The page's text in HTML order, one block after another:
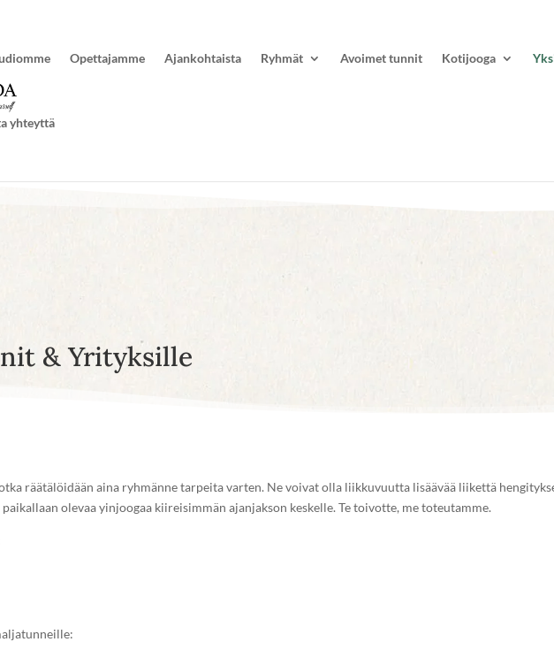
Opettajamme Ajankohtaista Ryhmät Avoimet tunnit Kotijooga
yhteyttä
& Yrityksille
räätälöidään aina ryhmänne tarpeita varten. Ne voivat olla liikkuvuutta lisäävää liikettä
olevaa yinjoogaa kiireisimmän ajanjakson keskelle. Te toivotte, me toteutamme.